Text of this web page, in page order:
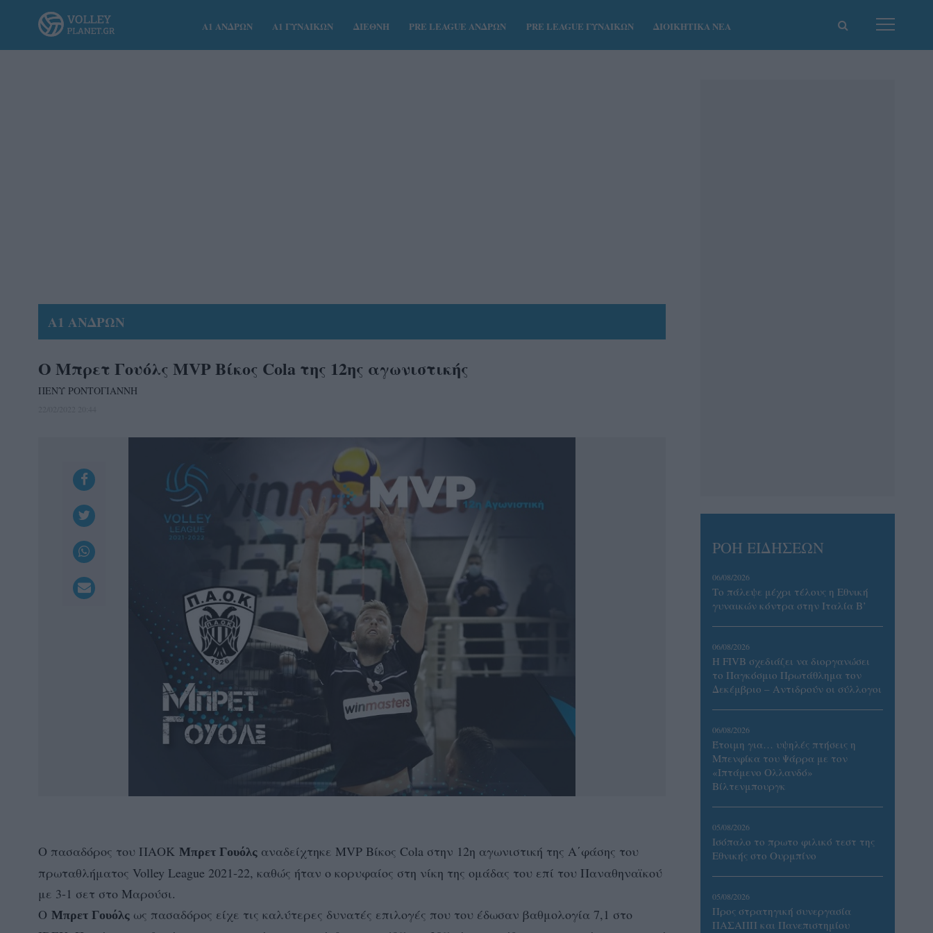
Α1 ΑΝΔΡΩΝ Α1 ΓΥΝΑΙΚΩΝ ΔΙΕΘΝΗ PRE LEAGUE ΑΝΔΡΩΝ PRE LEAGUE ΓΥΝΑΙΚΩΝ ΔΙΟΙΚΗΤΙΚΑ ΝΕΑ
Α1 ΑΝΔΡΩΝ
O Μπρετ Γουόλς MVP Βίκος Cola της 12ης αγωνιστικής
ΠΕΝΥ ΡΟΝΤΟΓΙΑΝΝΗ
Ο πασαδόρος του ΠΑΟΚ Μπρετ Γουόλς αναδείχτηκε MVP Βίκος Cola στην 12η αγωνιστική της Α΄φάσης του
πρωταθλήματος Volley League 2021-22, καθώς ήταν ο κορυφαίος στη νίκη της ομάδας του επί του Παναθηναϊκού
με 3-1 σετ στο Μαρούσι.
Ο Μπρετ Γουόλς ως πασαδόρος είχε τις καλύτερες δυνατές επιλογές που του έδωσαν βαθμολογία 7,1 στο
ΡΟΗ ΕΙΔΗΣΕΩΝ
06/08/2026
Το πάλεψε μέχρι τέλους η Εθνική
γυναικών κόντρα στην Ιταλία Β’
06/08/2026
Η FIVB σχεδιάζει να διοργανώσει
το Παγκόσμιο Πρωτάθλημα τον
Δεκέμβριο – Αντιδρούν οι σύλλογοι
06/08/2026
Έτοιμη για… υψηλές πτήσεις η
Μπενφίκα του Ψάρρα με τον
«Ιπτάμενο Ολλανδό»
Βίλτενμπουργκ
05/08/2026
Ισόπαλο το πρωτο φιλικό τεστ της
Εθνικής στο Ουρμπίνο
05/08/2026
Προς στρατηγική συνεργασία
ΠΑΣΑΠΠ και Πανεπιστημίου